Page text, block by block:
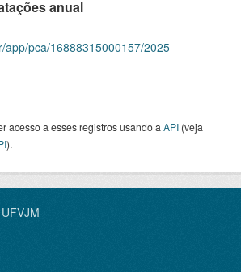
anual
app/pca/16888315000157/2025
acesso a esses registros usando a API (veja
).